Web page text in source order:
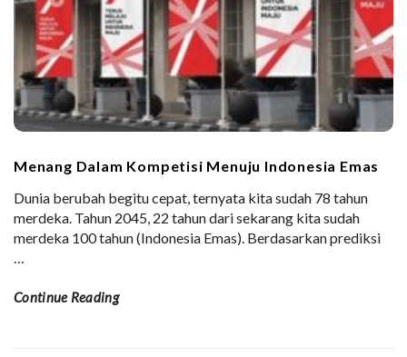
Menang Dalam Kompetisi Menuju Indonesia Emas
Dunia berubah begitu cepat, ternyata kita sudah 78 tahun
merdeka. Tahun 2045, 22 tahun dari sekarang kita sudah
merdeka 100 tahun (Indonesia Emas). Berdasarkan prediksi
Continue Reading